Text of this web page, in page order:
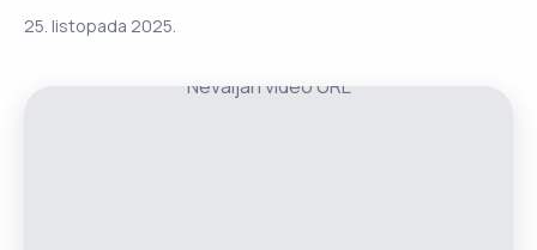
25. listopada 2025.
Nevaljan video URL